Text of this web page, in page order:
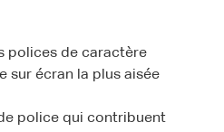
polices de caractère
sur écran la plus aisée
police qui contribuent